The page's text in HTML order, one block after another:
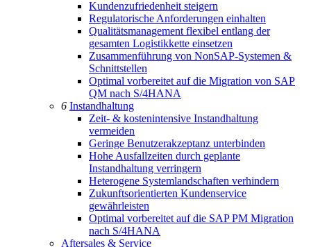
Kundenzufriedenheit steigern
Regulatorische Anforderungen einhalten
Qualitätsmanagement flexibel entlang der
gesamten Logistikkette einsetzen
Zusammenführung von NonSAP-Systemen &
Schnittstellen
Optimal vorbereitet auf die Migration von SAP
QM nach S/4HANA
6 Instandhaltung
Zeit- & kostenintensive Instandhaltung
vermeiden
Geringe Benutzerakzeptanz unterbinden
Hohe Ausfallzeiten durch geplante
Instandhaltung verringern
Heterogene Systemlandschaften verhindern
Zukunftsorientierten Kundenservice
gewährleisten
Optimal vorbereitet auf die SAP PM Migration
nach S/4HANA
Aftersales & Service